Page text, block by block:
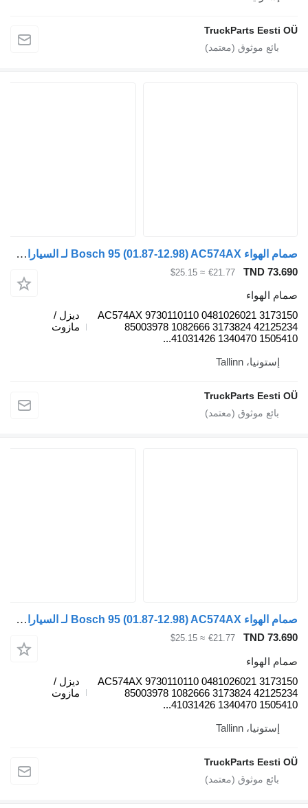
TruckParts Eesti
صمام الهواء Bosch 95 (01.87-12.98) AC574AX لـ السيارات القاطرة DAF 45, 55, 65, 75, 85, 95 (1987-1998)
TND
€21.77
≈ $25.15
الهواء
AC574AX 9730110110 0481026021
85003978 1082666 3173824
41031426 1340470
ديزل /
مازوت
إستونيا، Tallinn
TruckParts Eesti
صمام الهواء Bosch 95 (01.87-12.98) AC574AX لـ السيارات القاطرة DAF 45, 55, 65, 75, 85, 95 (1987-1998)
TND
€21.77
≈ $25.15
الهواء
AC574AX 9730110110 0481026021
85003978 1082666 3173824
41031426 1340470
ديزل /
مازوت
إستونيا، Tallinn
TruckParts Eesti